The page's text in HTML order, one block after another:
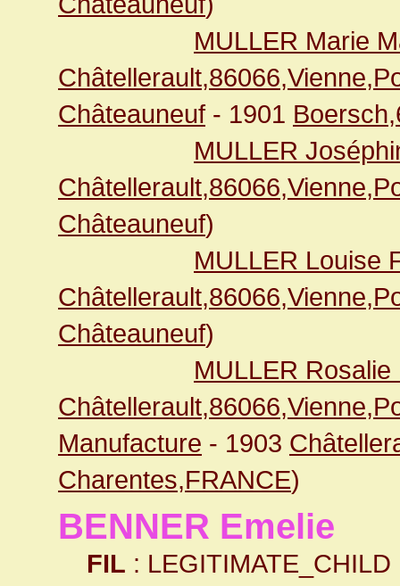
MULLER Marie
Châteauneuf - 1901
MULLER
Châteauneuf)
MULLER Louise
Châteauneuf)
MULLER Rosalie
Manufacture - 1903
Charentes,FRANCE)
BENNER Emelie
FIL : LEGITIMATE_CHILD